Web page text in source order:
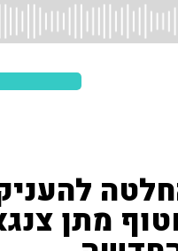
מתן